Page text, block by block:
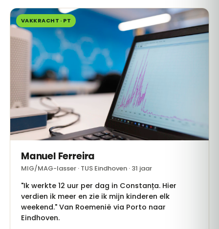
VAKKRACHT · PT
Manuel Ferreira
MIG/MAG-lasser · TUS Eindhoven · 31 jaar
"Ik werkte 12 uur per dag in Constanța. Hier
verdien ik meer en zie ik mijn kinderen elk
weekend." Van Roemenië via Porto naar
Eindhoven.